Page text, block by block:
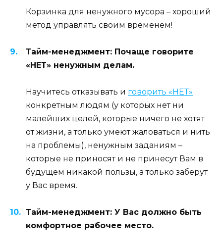
Корзинка для ненужного мусора – хороший
метод управлять своим временем!
Тайм-менеджмент: Почаще говорите
«НЕТ» ненужным делам.
Научитесь отказывать и говорить «НЕТ»
конкретным людям (у которых нет ни
малейших целей, которые ничего не хотят
от жизни, а только умеют жаловаться и нить
на проблемы), ненужным заданиям –
которые не приносят и не принесут Вам в
будущем никакой пользы, а только заберут
у Вас время.
Тайм-менеджмент: У Вас должно быть
комфортное рабочее место.